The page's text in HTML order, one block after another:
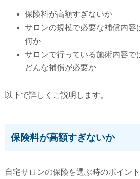
保険料が高額すぎないか
サロンの規模で必要な補償内容
何か
サロンで行っている施術内容で
どんな補償が必要か
以下で詳しくご説明します。
保険料が高額すぎないか
自宅サロンの保険を選ぶ時のポイント